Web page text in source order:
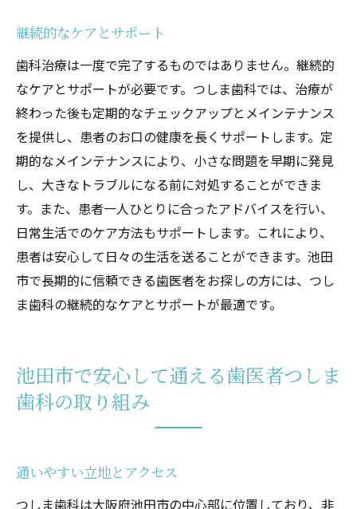
継続的なケアとサポート
歯科治療は一度で完了するものではありません。継続的
なケアとサポートが必要です。つしま歯科では、治療が
終わった後も定期的なチェックアップとメインテナンス
を提供し、患者のお口の健康を長くサポートします。定
期的なメインテナンスにより、小さな問題を早期に発見
し、大きなトラブルになる前に対処することができま
す。また、患者一人ひとりに合ったアドバイスを行い、
日常生活でのケア方法もサポートします。これにより、
患者は安心して日々の生活を送ることができます。池田
市で長期的に信頼できる歯医者をお探しの方には、つし
ま歯科の継続的なケアとサポートが最適です。
池田市で安心して通える歯医者つしま
歯科の取り組み
通いやすい立地とアクセス
つしま歯科は大阪府池田市の中心部に位置しており、非